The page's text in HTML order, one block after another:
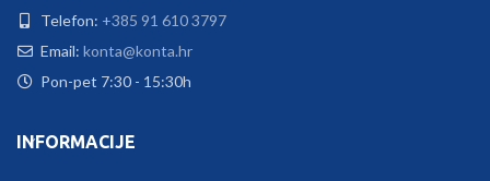
Telefon: +385 91 610 3797
Email: konta@konta.hr
Pon-pet 7:30 - 15:30h
INFORMACIJE